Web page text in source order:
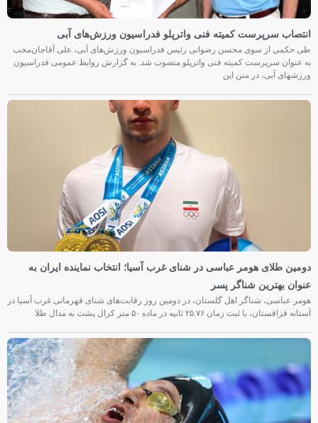
انتصاب سرپرست کمیته فنی واترپلو فدراسیون ورزش‌های آبی
طی حکمی از سوی محسن رضوانی رئیس فدراسیون ورزش‌های آبی، علی آقاجان‌محب
به عنوان سرپرست کمیته فنی واترپلو منصوب شد. به گزارش روابط عمومی فدراسیون
ورزشهای آبی، در متن این
دومین طلای هومر عباسی در شنای غرب آسیا؛ انتخاب نماینده ایران به
عنوان بهترین شناگر پسر
هومر عباسی، شناگر اهل گلستان، در دومین روز رقابت‌های شنای قهرمانی غرب آسیا در
آستانه قزاقستان، با ثبت زمان ۲۵.۷۶ ثانیه در ماده ۵۰ متر کرال پشت به مدال طلا